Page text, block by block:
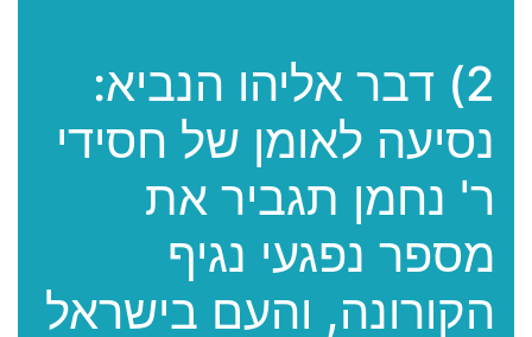
2) דבר אליהו הנביא:
נסיעה לאומן של חסידי
ר' נחמן תגביר את
מספר נפגעי נגיף
הקורונה, והעם בישראל